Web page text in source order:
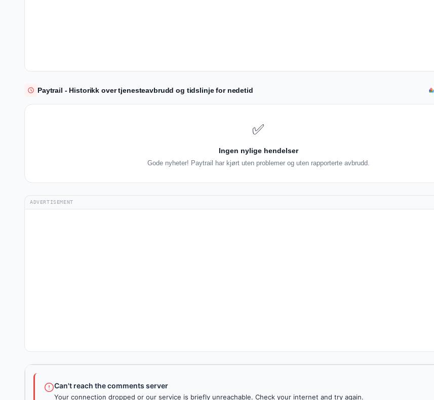
Paytrail - Historikk over tjenesteavbrudd og tidslinje for nedetid
✅
Ingen nylige hendelser
Gode nyheter! Paytrail har kjørt uten problemer og uten rapporterte avbrudd.
ADVERTISEMENT
Can't reach the comments server
Your connection dropped or our service is briefly unreachable. Check your internet and try again.